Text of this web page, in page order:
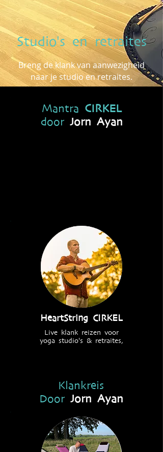
Studio's en retraites
Breng de klank van aanwezigheid
naar je studio en retraites.
Mantra CIRKEL
door Jorn Ayan
HeartString CIRKEL
Live klank reizen voor
yoga studio's & retraites,
Klankreis
Door Jorn Ayan